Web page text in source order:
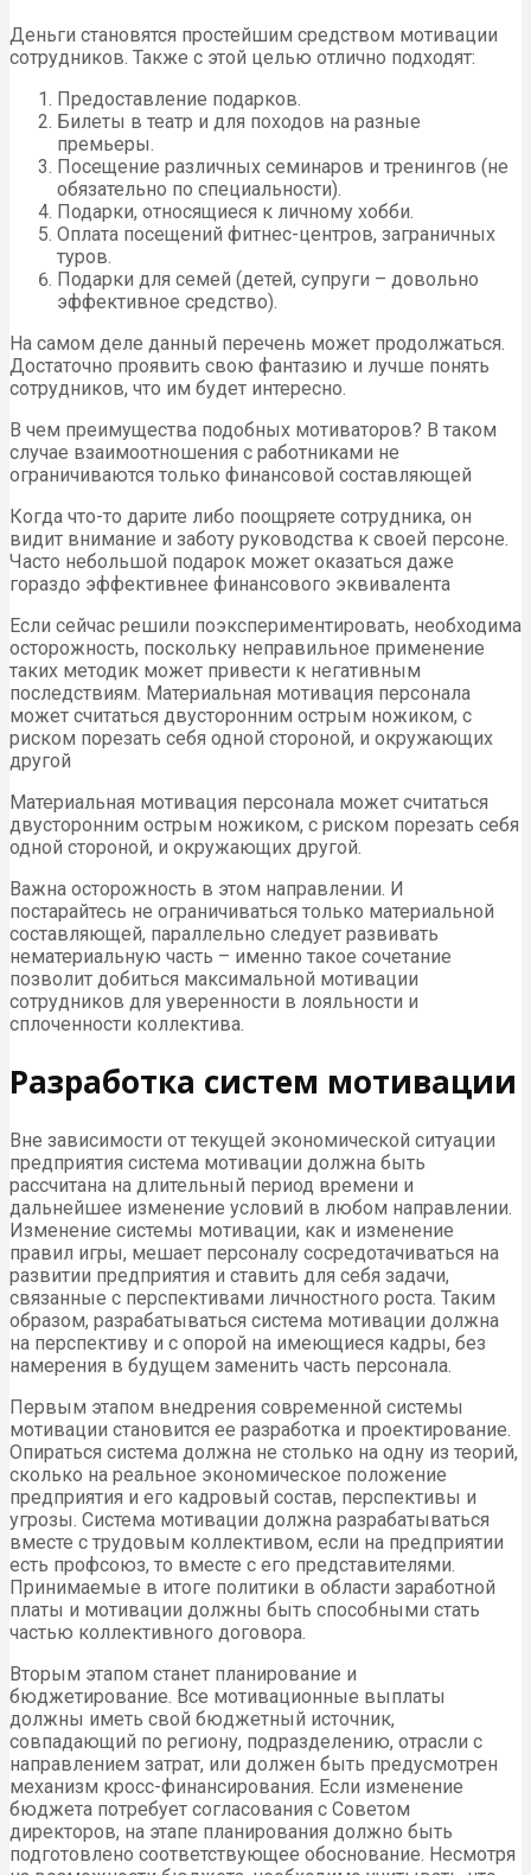
Деньги становятся простейшим средством мотивации
сотрудников. Также с этой целью отлично подходят:
Предоставление подарков.
Билеты в театр и для походов на разные
премьеры.
Посещение различных семинаров и тренингов (не
обязательно по специальности).
Подарки, относящиеся к личному хобби.
Оплата посещений фитнес-центров, заграничных
туров.
Подарки для семей (детей, супруги – довольно
эффективное средство).
На самом деле данный перечень может продолжаться.
Достаточно проявить свою фантазию и лучше понять
сотрудников, что им будет интересно.
В чем преимущества подобных мотиваторов? В таком
случае взаимоотношения с работниками не
ограничиваются только финансовой составляющей
Когда что-то дарите либо поощряете сотрудника, он
видит внимание и заботу руководства к своей персоне.
Часто небольшой подарок может оказаться даже
гораздо эффективнее финансового эквивалента
Если сейчас решили поэкспериментировать, необходима
осторожность, поскольку неправильное применение
таких методик может привести к негативным
последствиям. Материальная мотивация персонала
может считаться двусторонним острым ножиком, с
риском порезать себя одной стороной, и окружающих
другой
Материальная мотивация персонала может считаться
двусторонним острым ножиком, с риском порезать себя
одной стороной, и окружающих другой.
Важна осторожность в этом направлении. И
постарайтесь не ограничиваться только материальной
составляющей, параллельно следует развивать
нематериальную часть – именно такое сочетание
позволит добиться максимальной мотивации
сотрудников для уверенности в лояльности и
сплоченности коллектива.
Разработка систем мотивации
Вне зависимости от текущей экономической ситуации
предприятия система мотивации должна быть
рассчитана на длительный период времени и
дальнейшее изменение условий в любом направлении.
Изменение системы мотивации, как и изменение
правил игры, мешает персоналу сосредотачиваться на
развитии предприятия и ставить для себя задачи,
связанные с перспективами личностного роста. Таким
образом, разрабатываться система мотивации должна
на перспективу и с опорой на имеющиеся кадры, без
намерения в будущем заменить часть персонала.
Первым этапом внедрения современной системы
мотивации становится ее разработка и проектирование.
Опираться система должна не столько на одну из теорий,
сколько на реальное экономическое положение
предприятия и его кадровый состав, перспективы и
угрозы. Система мотивации должна разрабатываться
вместе с трудовым коллективом, если на предприятии
есть профсоюз, то вместе с его представителями.
Принимаемые в итоге политики в области заработной
платы и мотивации должны быть способными стать
частью коллективного договора.
Вторым этапом станет планирование и
бюджетирование. Все мотивационные выплаты
должны иметь свой бюджетный источник,
совпадающий по региону, подразделению, отрасли с
направлением затрат, или должен быть предусмотрен
механизм кросс-финансирования. Если изменение
бюджета потребует согласования с Советом
директоров, на этапе планирования должно быть
подготовлено соответствующее обоснование. Несмотря